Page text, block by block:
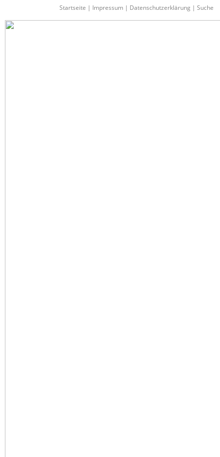
Startseite | Impressum | Datenschutzerklärung | Suche